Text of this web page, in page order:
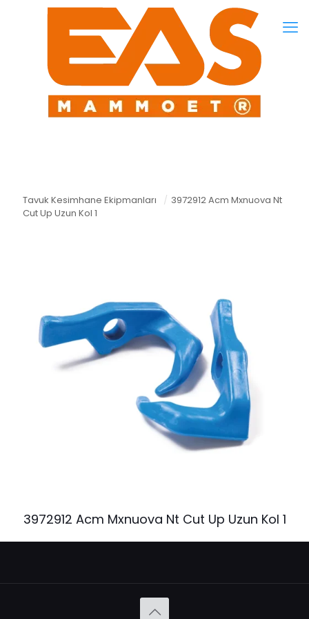
Tavuk Kesimhane Ekipmanları / 3972912 Acm Mxnuova Nt
Cut Up Uzun Kol 1
3972912 Acm Mxnuova Nt Cut Up Uzun Kol 1